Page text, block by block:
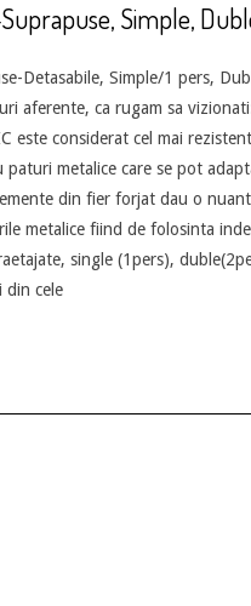
Simple,
Detasabile, Simple/1 pers,
aferente, ca rugam sa
este considerat cel mai
paturi metalice care se pot
din fier forjat dau o
metalice fiind de folosinta
single (1pers),
din cele